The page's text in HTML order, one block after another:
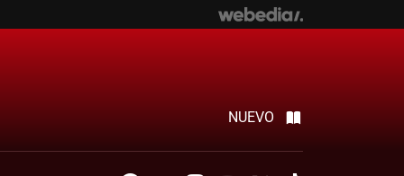
NUEVO